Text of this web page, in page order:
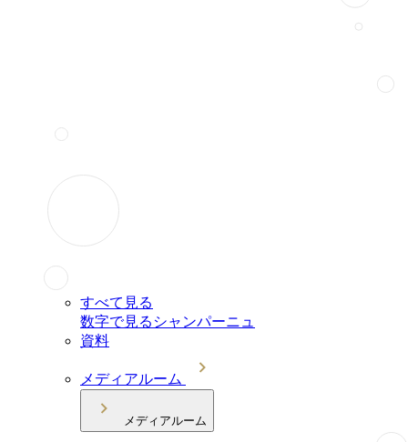
すべて見る
数字で見るシャンパーニュ
資料
メディアルーム
メディアルーム